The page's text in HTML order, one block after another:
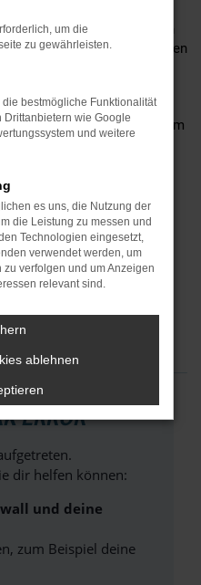
sich als echte
liegt in erster Linie an
Rover Neuwagen gehören
Besten, was unter
ist und zeichnen sich
Pannenfreiheit aus. In
zu bleiben, ist mit einem
Hinzu kommt,
nicht zu kurz kommt und
ein aufregendes Design
handelt es sich auch in
Marktredwitz
Marktredwitz
Marktredwitz
ERROR
dir helfen können:
und deine
zum Beispiel deine
um die
zu gewährleisten.
bestmögliche Funktionalität
Drittanbietern wie Google
und weitere
es uns, die Nutzung der
die Leistung zu messen und
Technologien eingesetzt,
verwendet werden, um
verfolgen und um Anzeigen
relevant sind.
ablehnen